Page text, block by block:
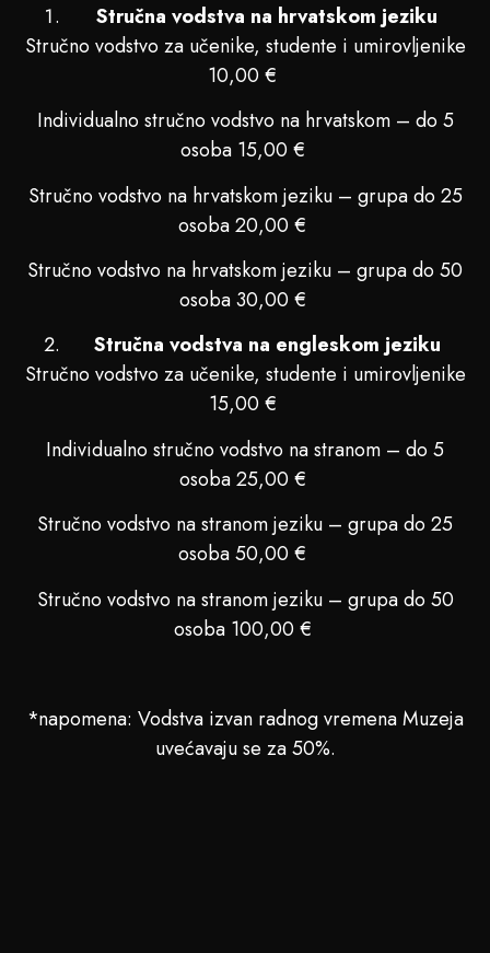
Stručna vodstva na hrvatskom jeziku
Stručno vodstvo za učenike, studente i umirovljenike
10,00 €
Individualno stručno vodstvo na hrvatskom – do 5
osoba 15,00 €
Stručno vodstvo na hrvatskom jeziku – grupa do 25
osoba 20,00 €
Stručno vodstvo na hrvatskom jeziku – grupa do 50
osoba 30,00 €
Stručna vodstva na engleskom jeziku
Stručno vodstvo za učenike, studente i umirovljenike
15,00 €
Individualno stručno vodstvo na stranom – do 5
osoba 25,00 €
Stručno vodstvo na stranom jeziku – grupa do 25
osoba 50,00 €
Stručno vodstvo na stranom jeziku – grupa do 50
osoba 100,00 €
*napomena: Vodstva izvan radnog vremena Muzeja
uvećavaju se za 50%.